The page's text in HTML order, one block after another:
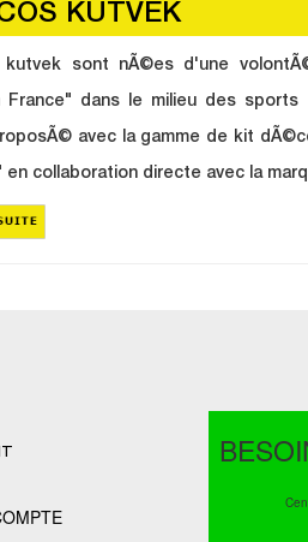
KUTVEK
sont nÃ©es d'une
France" dans le milieu des
avec la gamme de kit
en collaboration directe avec la